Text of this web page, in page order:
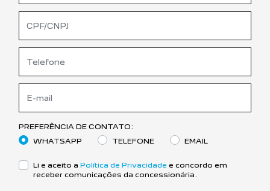
PREFERÊNCIA DE CONTATO:
WHATSAPP
TELEFONE EMAIL
Li e aceito a Política de Privacidade e concordo em
receber comunicações da concessionária.